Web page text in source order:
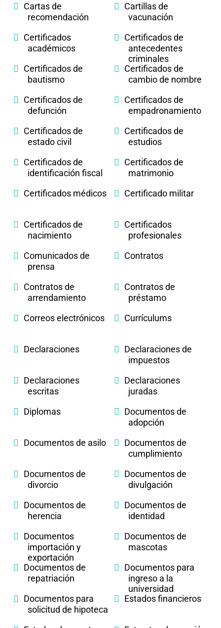
Cartas de
recomendación
Cartillas de
vacunación
Certificados
académicos
Certificados de
antecedentes
criminales
Certificados de
bautismo
Certificados de
cambio de nombre
Certificados de
defunción
Certificados de
empadronamiento
Certificados de
estado civil
Certificados de
estudios
Certificados de
identificación fiscal
Certificados de
matrimonio
Certificados médicos
Certificado militar
Certificados de
nacimiento
Certificados
profesionales
Comunicados de
prensa
Contratos
Contratos de
arrendamiento
Contratos de
préstamo
Correos electrónicos
Currículums
Declaraciones
Declaraciones de
impuestos
Declaraciones
escritas
Declaraciones
juradas
Diplomas
Documentos de
adopción
Documentos de asilo
Documentos de
cumplimiento
Documentos de
divorcio
Documentos de
divulgación
Documentos de
herencia
Documentos de
identidad
Documentos
importación y
exportación
Documentos de
mascotas
Documentos de
repatriación
Documentos para
ingreso a la
universidad
Documentos para
solicitud de hipoteca
Estados financieros